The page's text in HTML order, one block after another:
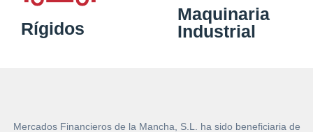
Rígidos
Maquinaria
Industrial
Mercados Financieros de la Mancha, S.L. ha sido beneficiaria de